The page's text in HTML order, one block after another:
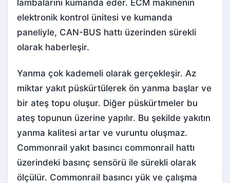
lambalarını kumanda eder. ECM makinenin
elektronik kontrol ünitesi ve kumanda
paneliyle, CAN-BUS hattı üzerinden sürekli
olarak haberleşir.
Yanma çok kademeli olarak gerçekleşir. Az
miktar yakıt püskürtülerek ön yanma başlar ve
bir ateş topu oluşur. Diğer püskürtmeler bu
ateş topunun üzerine yapılır. Bu şekilde yakıtın
yanma kalitesi artar ve vuruntu oluşmaz.
Commonrail yakıt basıncı commonrail hattı
üzerindeki basınç sensörü ile sürekli olarak
ölçülür. Commonrail basıncı yük ve çalışma